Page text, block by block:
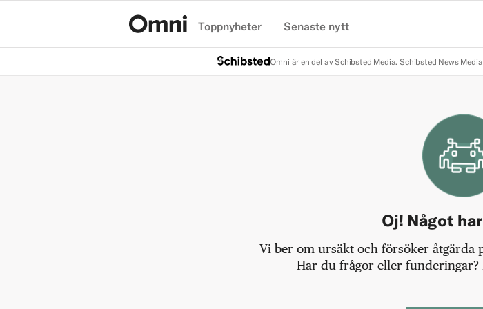
Toppnyheter Senaste nytt
Omni är en del av Schibsted Media. Schibsted News
Oj! Något
Vi ber om ursäkt och försöker åtgärda
Har du frågor eller funderingar?